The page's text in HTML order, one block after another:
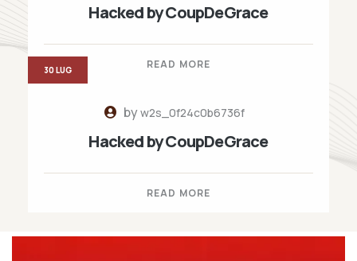
Hacked by CoupDeGrace
READ MORE
byw2s_0f24c0b6736f
Hacked by CoupDeGrace
READ MORE
30 LUG